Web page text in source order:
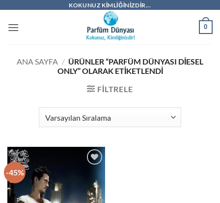
KOKUNUZ KIMLIĞINIZDIR...
0
ANA SAYFA / ÜRÜNLER “PARFÜM DÜNYASI DIESEL
ONLY” OLARAK ETIKETLENDI
FILTRELE
-45%
Ekle